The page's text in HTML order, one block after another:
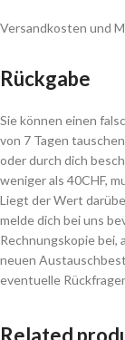
Versandkosten und
Rückgabe
Sie können einen
von 7 Tagen
oder durch dich
weniger als 40CHF,
Liegt der Wert
melde dich bei uns
Rechnungskopie bei,
neuen
eventuelle